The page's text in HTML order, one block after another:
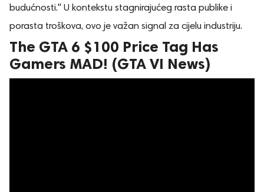
budućnosti." U kontekstu stagnirajućeg rasta publike i
porasta troškova, ovo je važan signal za cijelu industriju.
The GTA 6 $100 Price Tag Has
Gamers MAD! (GTA VI News)